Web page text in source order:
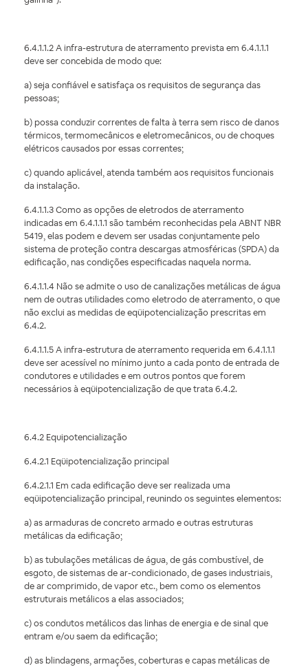
6.4.1.1.2 A infra-estrutura de aterramento prevista em 6.4.1.1.1
deve ser concebida de modo que:
a) seja confiável e satisfaça os requisitos de segurança das
pessoas;
b) possa conduzir correntes de falta à terra sem risco de danos
térmicos, termomecânicos e eletromecânicos, ou de choques
elétricos causados por essas correntes;
c) quando aplicável, atenda também aos requisitos funcionais
da instalação.
6.4.1.1.3 Como as opções de eletrodos de aterramento
indicadas em 6.4.1.1.1 são também reconhecidas pela ABNT NBR
5419, elas podem e devem ser usadas conjuntamente pelo
sistema de proteção contra descargas atmosféricas (SPDA) da
edificação, nas condições especificadas naquela norma.
6.4.1.1.4 Não se admite o uso de canalizações metálicas de água
nem de outras utilidades como eletrodo de aterramento, o que
não exclui as medidas de eqüipotencialização prescritas em
6.4.2.
6.4.1.1.5 A infra-estrutura de aterramento requerida em 6.4.1.1.1
deve ser acessível no mínimo junto a cada ponto de entrada de
condutores e utilidades e em outros pontos que forem
necessários à eqüipotencialização de que trata 6.4.2.
6.4.2 Equipotencialização
6.4.2.1 Eqüipotencialização principal
6.4.2.1.1 Em cada edificação deve ser realizada uma
eqüipotencialização principal, reunindo os seguintes elementos:
a) as armaduras de concreto armado e outras estruturas
metálicas da edificação;
b) as tubulações metálicas de água, de gás combustível, de
esgoto, de sistemas de ar-condicionado, de gases industriais,
de ar comprimido, de vapor etc., bem como os elementos
estruturais metálicos a elas associados;
c) os condutos metálicos das linhas de energia e de sinal que
entram e/ou saem da edificação;
d) as blindagens, armações, coberturas e capas metálicas de